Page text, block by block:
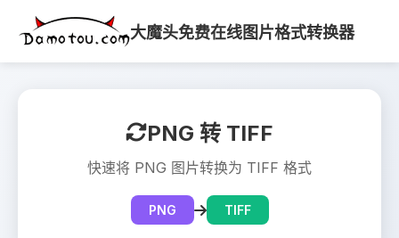
大魔头免费在线图片格式转换器
PNG 转 TIFF
快速将 PNG 图片转换为 TIFF 格式
PNG TIFF